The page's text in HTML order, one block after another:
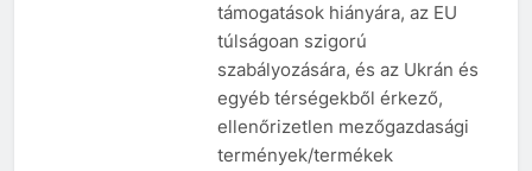
támogatások hiányára, az EU
túlságoan szigorú
szabályozására, és az Ukrán és
egyéb térségekből érkező,
ellenőrizetlen mezőgazdasági
termények/termékek